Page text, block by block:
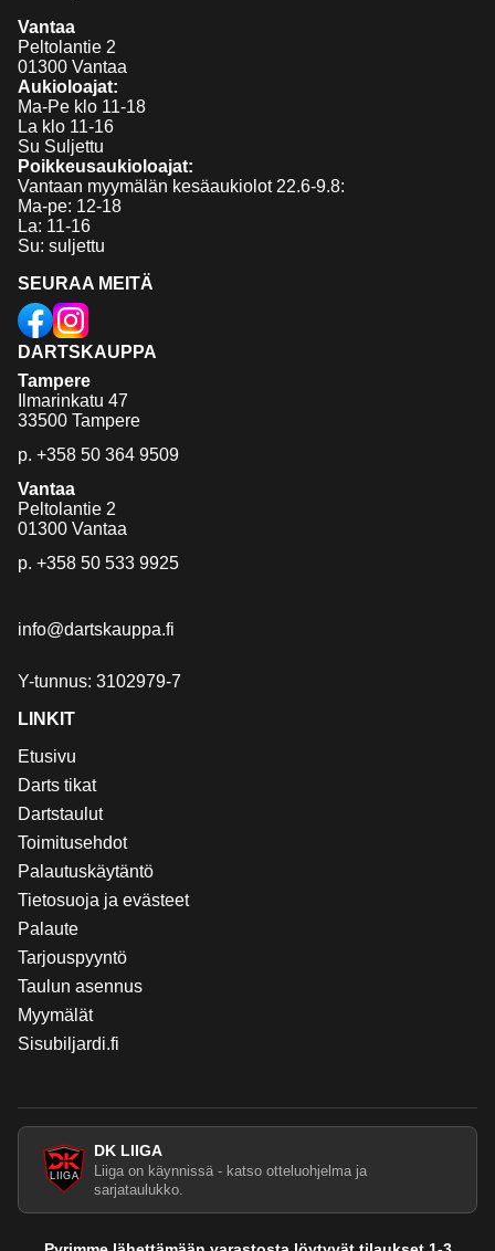
DARTSKAUPPA
Tampere
Ilmarinkatu 47
33500 Tampere
p. +358 50 364 9509
Vantaa
Peltolantie 2
01300 Vantaa
p. +358 50 533 9925
info@dartskauppa.fi
Y-tunnus: 3102979-7
SEURAA MEITÄ
LINKIT
Etusivu
Darts tikat
Dartstaulut
Toimitusehdot
Palautuskäytäntö
Tietosuoja ja evästeet
Palaute
Tarjouspyyntö
Taulun asennus
Myymälät
Sisubiljardi.fi
Vantaa
Peltolantie 2
01300 Vantaa
Aukioloajat:
Ma-Pe klo 11-18
La klo 11-16
Su Suljettu
Poikkeusaukioloajat:
Vantaan myymälän kesäaukiolot 22.6-9.8:
Ma-pe: 12-18
La: 11-16
Su: suljettu
DK LIIGA
Liiga on käynnissä - katso otteluohjelma ja
sarjataulukko.